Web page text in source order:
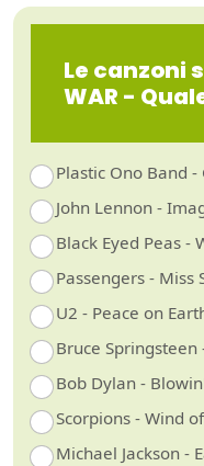
Le canzoni
WAR -
Plastic Ono Band
John Lennon -
Black Eyed Peas -
Passengers - Miss
U2 - Peace on
Bruce Springsteen
Bob Dylan -
Scorpions - Wind
Michael Jackson -